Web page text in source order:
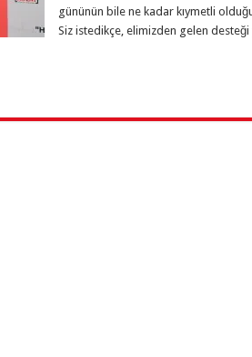
gününün bile ne kadar kıymetli
Siz istedikçe, elimizden gelen desteği